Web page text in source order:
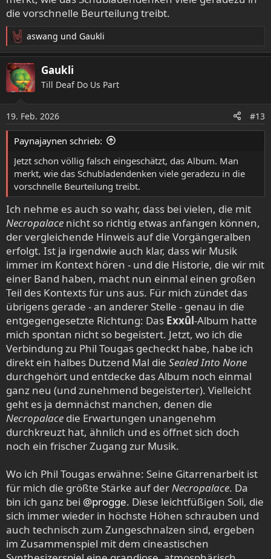
die vorschnelle Beurteilung treibt.
R
e
a
k
t
n
e
n
aswang und Gaukli
Gaukli
Till Deaf Do Us Part
19. Feb. 2026 #13
Paynajaynen schrieb:
Jetzt schon völlig falsch eingeschätzt, das Album. Man
merkt, wie das Schubladendenken viele geradezu in die
vorschnelle Beurteilung treibt.
Ich nehme es auch so wahr, dass bei vielen, die mit
Necropalace nicht so richtig etwas anfangen können,
der vergleichende Hinweis auf die Vorgängeralben
erfolgt. Ist ja irgendwie auch klar, dass wir Musik
immer im Kontext hören - und die Historie, die wir mit
einer Band haben, macht nun einmal einen großen
Teil des Kontexts für uns aus. Für mich zündet das
übrigens gerade - an anderer Stelle - genau in die
entgegengesetzte Richtung: Das Exxûl-Album hatte
mich spontan nicht so begeistert. Jetzt, wo ich die
Verbindung zu Phil Tougas gecheckt habe, habe ich
direkt ein halbes Dutzend Mal die Sealed Into None
durchgehört und entdecke das Album noch einmal
ganz neu (und zunehmend begeisterter). Vielleicht
geht es ja demnächst manchen, denen die
Necropalace die Erwartungen unangenehm
durchkreuzt hat, ähnlich und es öffnet sich doch
noch ein frischer Zugang zur Musik.
Wo ich Phil Tougas erwähne: Seine Gitarrenarbeit ist
für mich die größte Stärke auf derNecropalace. Da
bin ich ganz bei @progge. Diese leichtfüßigen Soli, die
sich immer wieder in höchste Höhen schrauben und
auch technisch zum Zungeschnalzen sind, ergeben
im Zusammenspiel mit dem cineastischen